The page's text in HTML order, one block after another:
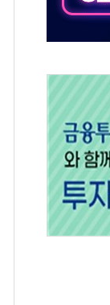
한 표면 부식 물질"
에 진화...외국인 노
피해 최소화 '총력